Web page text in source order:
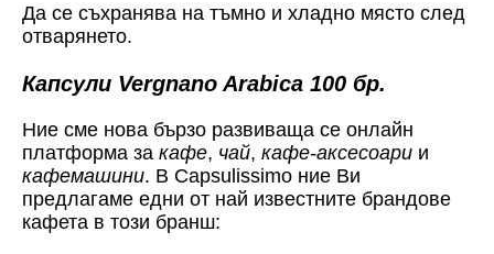
Да се съхранява на тъмно и хладно място след
отварянето.
Капсули Vergnano Arabica 100 бр.
Ние сме нова бързо развиваща се онлайн
платформа за кафе, чай, кафе-аксесоари и
кафемашини. В Capsulissimo ние Ви
предлагаме едни от най известните брандове
кафета в този бранш: